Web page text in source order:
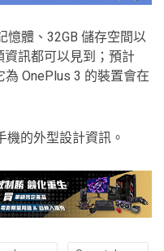
憶體、32GB 儲存空間以
訊都可以見到；預計
OnePlus 3 的裝置會在
機的外型設計資訊。